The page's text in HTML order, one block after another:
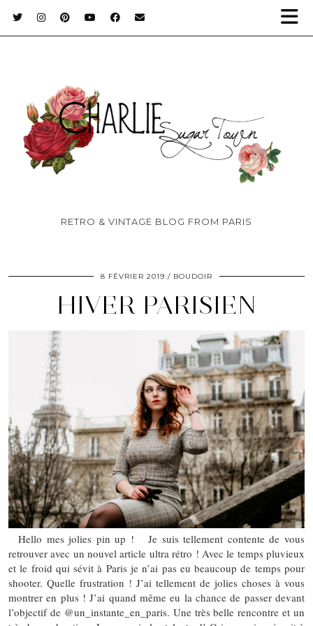
RETRO & VINTAGE BLOG FROM PARIS
8 FÉVRIER 2019 BOUDOIR
HIVER PARISIEN
Hello mes jolies pin up ! Je suis tellement contente de vous
retrouver avec un nouvel article ultra rétro ! Avec le temps pluvieux
et le froid qui sévit à Paris je n’ai pas eu beaucoup de temps pour
shooter. Quelle frustration ! J’ai tellement de jolies choses à vous
montrer en plus ! J’ai quand même eu la chance de passer devant
l’objectif de @un_instante_en_paris. Une très belle rencontre et un